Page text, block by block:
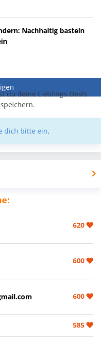
Nachhaltig basteln
du deine Lieblings-Deals
dich bitte ein.
620
600
600
585